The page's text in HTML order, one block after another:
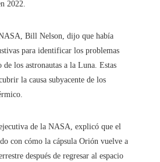
2022.
Bill Nelson, dijo que había
para identificar los problemas
de los astronautas a la Luna. Estas
la causa subyacente de los
de la NASA, explicó que el
con cómo la cápsula Orión vuelve a
después de regresar al espacio